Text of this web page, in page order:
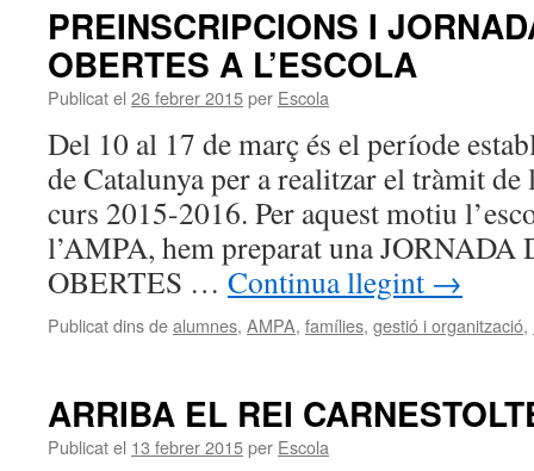
PREINSCRIPCIONS I
OBERTES A L’ESCOLA
Publicat el 26 febrer 2015per Escola
Del 10 al 17 de març és el període
de Catalunya per a realitzar el tràmit
curs 2015-2016. Per aquest motiu
l’AMPA, hem preparat una JORNADA
OBERTES … Continua llegint →
Publicat dins dealumnes, AMPA, famílies, gestió i organització,
ARRIBA EL REI
Publicat el 13 febrer 2015per Escola